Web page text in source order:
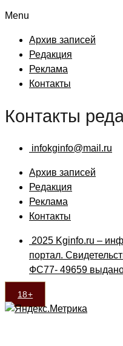
Menu
Архив записей
Редакция
Реклама
Контакты
Контакты
infokginfo@mail.ru
Архив записей
Редакция
Реклама
Контакты
2025 Kginfo.ru –
портал.
ФС77- 49659
18+